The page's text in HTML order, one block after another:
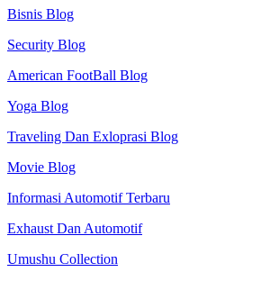
Bisnis Blog
Security Blog
American FootBall Blog
Yoga Blog
Traveling Dan Exloprasi Blog
Movie Blog
Informasi Automotif Terbaru
Exhaust Dan Automotif
Umushu Collection